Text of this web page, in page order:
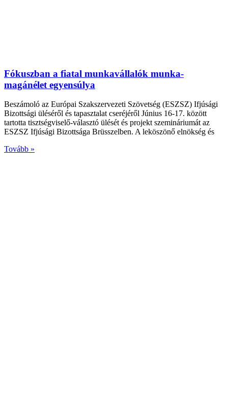
Fókuszban a fiatal munkavállalók munka-
magánélet egyensúlya
Beszámoló az Európai Szakszervezeti Szövetség (ESZSZ) Ifjúsági
Bizottsági üléséről és tapasztalat cseréjéről Június 16-17. között
tartotta tisztségviselő-választó ülését és projekt szemináriumát az
ESZSZ Ifjúsági Bizottsága Brüsszelben. A leköszönő elnökség és
Tovább »